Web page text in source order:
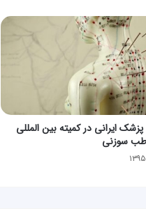
ایرانی در کمیته بین المللی
سوزنی
۲۵